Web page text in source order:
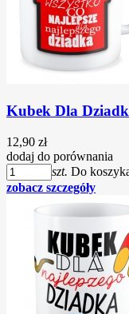
Kubek Dla
12,90 zł
dodaj do porównania
szt. Do
zobacz szczegóły